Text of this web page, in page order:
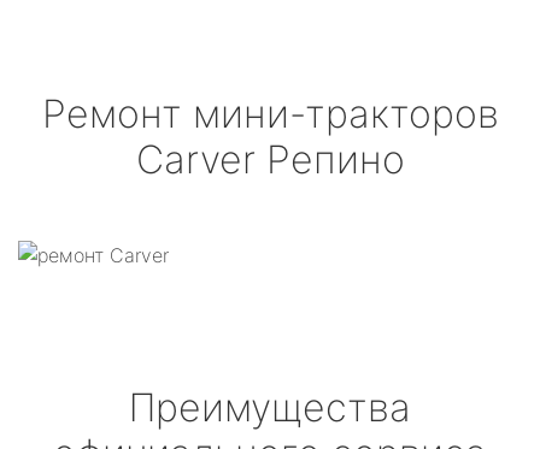
Ремонт мини-тракторов
Carver Репино
Преимущества